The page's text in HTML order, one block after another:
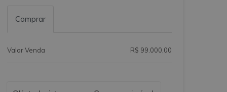
Comprar
Valor Venda R$ 99.000,00